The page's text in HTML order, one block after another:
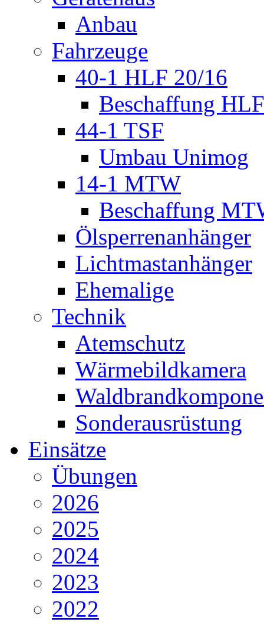
Anbau
Fahrzeuge
40-1 HLF 20/16
Beschaffung HLF
44-1 TSF
Umbau Unimog
14-1 MTW
Beschaffung
Ölsperrenanhänger
Lichtmastanhänger
Ehemalige
Technik
Atemschutz
Wärmebildkamera
Sonderausrüstung
Einsätze
Übungen
2026
2025
2024
2023
2022